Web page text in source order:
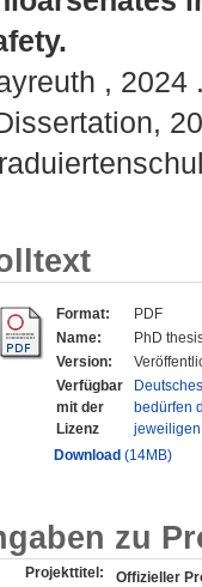
, 2024
Format:
PDF
Name:
PhD
Version:
Verfügbar
mit der
Lizenz
bedürfen
Download (14MB)
zu
Projekttitel:
Offizieller